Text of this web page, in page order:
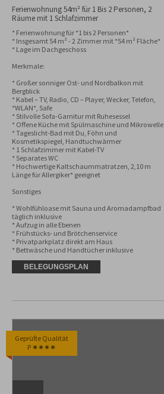
Ferienwohnung 54m² für 1 Bis 2 Personen, 2
Räume mit 1 Schlafzimmer
* Ferienwohnung für *1 bis 2 Personen*
* Insgesamt 54 m² - 2 Zimmer mit *54 m² Fläche*
* Lage im Dachgeschoss
Merkmale:
* Großer sonniger Ost- und Nordbalkon mit
Bergblick
* Kabel – TV, Radio, CD – Player, Wecker, Telefon,
*WLAN*, Safe
* Stilvolle Sofa-Garnitur mit Ruhesessel
* Offene Küche mit Spülmaschine und Mikrowelle
* Tageslicht-Bad mit Du, Föhn und
Kosmetikspiegel, Handtuchwärmer
* 1 Schlafzimmer mit Kabel-TV
* Separates WC
* Hochwertige Kaltschaummatratzen, 2,10 m
Länge für Allergiker* geeignet
Sonstiges
* Wohlfühloase mit Sauna und Aromadampfbad
täglich inklusive
* Aufzug in alle Ebenen
* Frühstücks- und Brötchenservice
* Privatparkplatz direkt am Haus
* Bettwäsche und Handtücher inklusive
BELEGUNGSPLAN
Geprüfte Qualität
P ✷✷✷✷